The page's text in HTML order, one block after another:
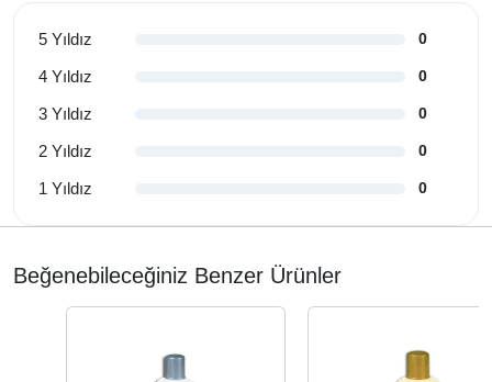
5 Yıldız 0
4 Yıldız 0
3 Yıldız 0
2 Yıldız 0
1 Yıldız 0
Beğenebileceğiniz Benzer Ürünler